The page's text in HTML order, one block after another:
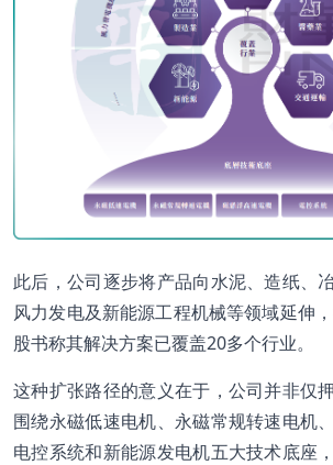
此后，公司逐步将产品向水泥、造纸、
风力发电及新能源工程机械等领域延伸
股书称其解决方案已覆盖20多个行业。
这种扩张路径的意义在于，公司并非仅
围绕永磁低速电机、永磁常规转速电机
电控系统和新能源发电机五大技术底座